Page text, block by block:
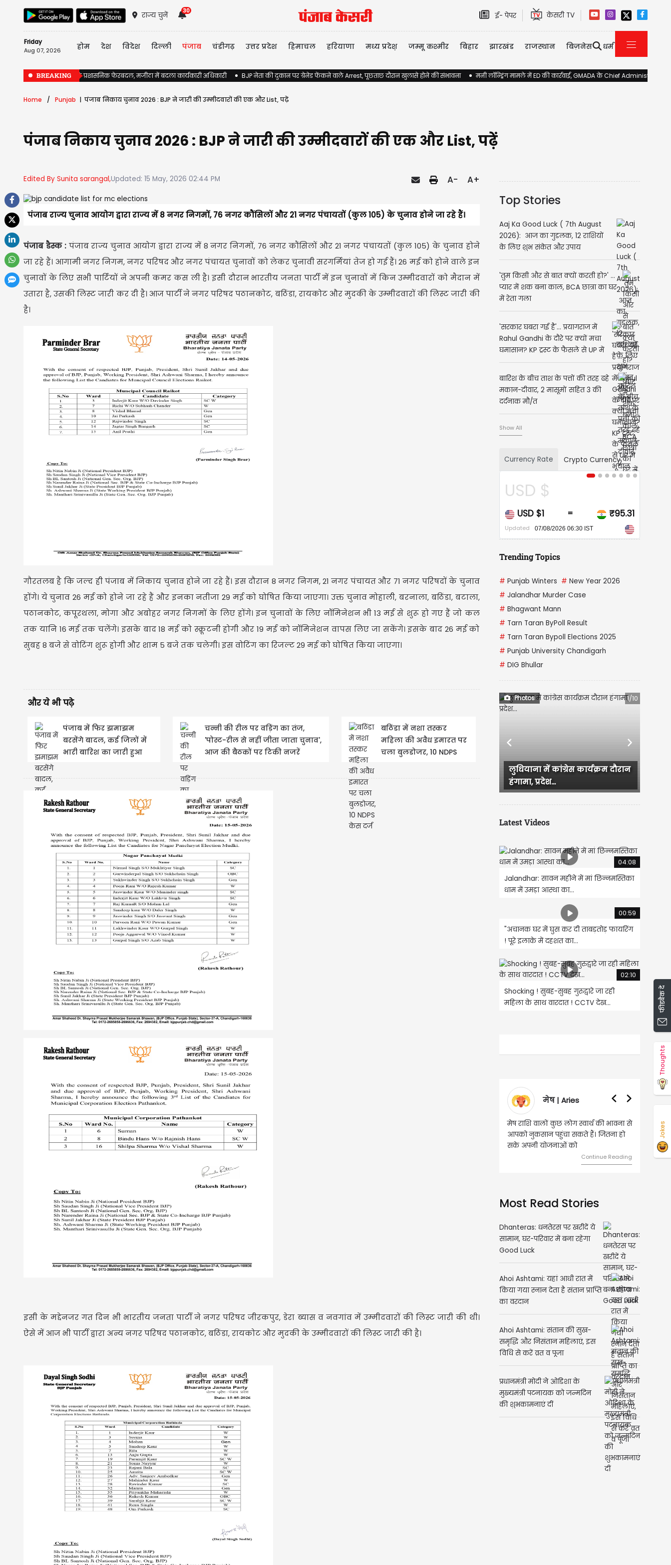
राज्य चुनें
30
ई- पेपर केसरी TV
Friday
Aug 07, 2026 होम देश विदेश दिल्ली पंजाब चंडीगढ़ उत्तर प्रदेश हिमाचल हरियाणा मध्य प्रदेश़ जम्मू कश्मीर बिहार झारखंड राजस्थान बिज़नेस धर्म
BREAKING
पंजाब में चुनावों से पहले प्रशासनिक फेरबदल, मजीठा में बदला कार्यकारी अधिकारी BJP नेता की दुकान पर ग्रेनेड फेंकने वाले Arrest, पूछताछ दौरान खुलासे होने की संभावना मनी लॉन्ड्रिंग मामले में ED की कार्रवाई, GMADA के Chief Administrator
Home Punjab पंजाब निकाय चुनाव 2026 : BJP ने जारी की उम्मीदवारों की एक और List, पढ़ें
पंजाब निकाय चुनाव 2026 : BJP ने जारी की उम्मीदवारों की एक और List, पढ़ें
Edited By Sunita sarangal,Updated: 15 May, 2026 02:44 PM A- A+
पंजाब राज्य चुनाव आयोग द्वारा राज्य में 8 नगर निगमों, 76 नगर कौंसिलों और 21 नगर पंचायतों (कुल 105) के चुनाव होने जा रहे हैं।
पंजाब डैस्क :पंजाब राज्य चुनाव आयोग द्वारा राज्य में 8 नगर निगमों, 76 नगर कौंसिलों और 21 नगर पंचायतों (कुल 105) के चुनाव होने
जा रहे हैं। आगामी नगर निगम, नगर परिषद और नगर पंचायत चुनावों को लेकर चुनावी सरगर्मियां तेज हो गई हैं। 26 मई को होने वाले इन
चुनावों के लिए सभी पार्टियों ने अपनी कमर कस ली है। इसी दौरान भारतीय जनता पार्टी में इन चुनावों में किन उम्मीदवारों को मैदान में
उतारा है, उसकी लिस्ट जारी कर दी है। आज पार्टी ने नगर परिषद पठानकोट, बठिंडा, रायकोट और मुदकी के उम्मीदवारों की लिस्ट जारी की
है।
गौरतलब है कि जल्द ही पंजाब में निकाय चुनाव होने जा रहे हैं। इस दौरान 8 नगर निगम, 21 नगर पंचायत और 71 नगर परिषदों के चुनाव
होंगे। ये चुनाव 26 मई को होने जा रहे हैं और इनका नतीजा 29 मई को घोषित किया जाएगा। उक्त चुनाव मोहाली, बरनाला, बठिंडा, बटाला,
पठानकोट, कपूरथला, मोगा और अबोहर नगर निगमों के लिए होंगे। इन चुनावों के लिए नॉमिनेशन भी 13 मई से शुरू हो गए हैं जो कल
तक यानि 16 मई तक चलेंगे। इसके बाद 18 मई को स्क्रूटनी होगी और 19 मई को नॉमिनेशन वापस लिए जा सकेंगे। इसके बाद 26 मई को
सुबह 8 बजे से वोटिंग शुरू होगी और शाम 5 बजे तक चलेगी। इस वोटिंग का रिजल्ट 29 मई को घोषित किया जाएगा।
और ये भी पढ़े
पंजाब में फिर झमाझम
बरसेंगे बादल, कई जिलों में
भारी बारिश का जारी हुआ
चन्नी की रील पर वड़िंग का तंज,
'पोस्ट-रील से नहीं जीता जाता चुनाव',
आज की बैठकों पर टिकी नजरें
बठिंडा में नशा तस्कर
महिला की अवैध इमारत पर
चला बुलडोजर, 10 NDPS
इसी के मद्देनजर गत दिन भी भारतीय जनता पार्टी ने नगर परिषद जीरकपुर, डेरा ब्यास व नवगांव में उम्मीदवारों की लिस्ट जारी की थी।
ऐसे में आज भी पार्टी द्वारा अन्य नगर परिषद पठानकोट, बठिंडा, रायकोट और मुदकी के उम्मीदवारों की लिस्ट जारी की है।
Top Stories
Aaj Ka Good Luck ( 7th August
2026): आज का गुडलक, 12 राशियों
के लिए शुभ संकेत और उपाय
'तुम किसी और से बात क्यों करती हो?' ...
प्यार में शक बना काल, BCA छात्रा का घर
में रेता गला
'सरकार घबरा गई है'... प्रयागराज में
Rahul Gandhi के दौरे पर क्यों मचा
घमासान? KP ट्रस्ट के फैसले से UP में
भूचाल
बारिश के बीच ताश के पत्तों की तरह ढहे
मकान-दीवार, 2 मासूमों सहित 3 की
दर्दनाक मौ/त
Show All
Currency Rate Crypto Currency
CAD $
CAD $1 = ₹67.99
Updated 07/08/2026 06:30 IST
Trending Topics
# Punjab Winters # New Year 2026
# Jalandhar Murder Case
# Bhagwant Mann
# Tarn Taran ByPoll Result
# Tarn Taran Bypoll Elections 2025
# Punjab University Chandigarh
# DIG Bhullar
Photos 1/10
Ludhiana में आज सुबह बारिश हुई
जिसके बाद कई इलाके जलमग्न हो...
Previous Next
Latest Videos
04:08
Jalandhar: सावन महीने में मां छिन्नमस्तिका
धाम में उमड़ा आस्था का...
00:59
"अचानक घर में घुस कर दी ताबड़तोड़ फायरिंग
! पूरे इलाके में दहशत का...
02:10
Shocking ! सुबह-सुबह गुरुद्वारे जा रही
महिला के साथ वारदात ! CCTV देख...
वृषभ | Taurus
वृष राशि वालों आय के स्त्रोत बढ़ने से रुके
हुए कार्यों में गति आएगी। युवा वर्ग भविष्य
को लेकर ज्यादा फोकस रहेंगे।
Continue Reading
Most Read Stories
Dhanteras: धनतेरस पर खरीदें ये
सामान, घर-परिवार में बना रहेगा
Good Luck
Ahoi Ashtami: यहां आधी रात में
किया गया स्नान देता है संतान प्राप्ति
का वरदान
Ahoi Ashtami: संतान की सुख-
समृद्धि और निसंतान महिलाएं, इस
विधि से करें व्रत व पूजा
प्रधानमंत्री मोदी ने ओडिशा के
मुख्यमंत्री पटनायक को जन्मदिन
की शुभकामनाएं दीं
फीडबैक दें
Thoughts
Jokes